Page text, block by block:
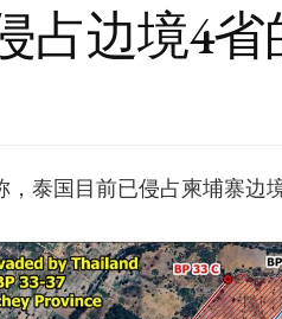
占边境4省
泰国目前已侵占柬埔寨边境